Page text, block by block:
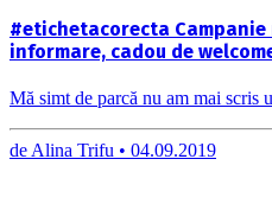
#etichetacorecta Campanie
informare, cadou de
Mă simt de parcă nu am mai
de Alina Trifu • 04.09.2019